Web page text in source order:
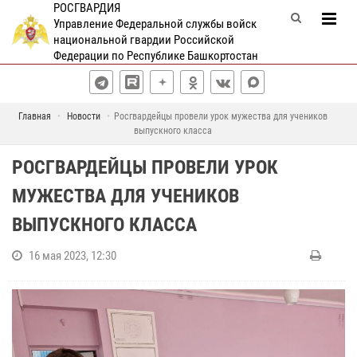
РОСГВАРДИЯ
Управление Федеральной службы войск
национальной гвардии Российской
Федерации по Республике Башкортостан
Главная Новости
Росгвардейцы провели урок мужества для учеников
выпускного класса
РОСГВАРДЕЙЦЫ ПРОВЕЛИ УРОК
МУЖЕСТВА ДЛЯ УЧЕНИКОВ
ВЫПУСКНОГО КЛАССА
16 мая 2023, 12:30